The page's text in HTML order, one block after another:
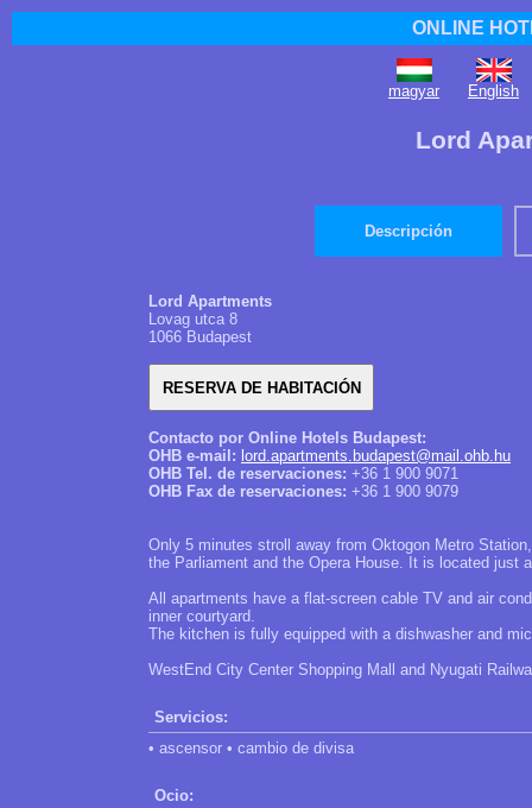
ONLINE
magyar English
Lord
Descripción
Lord Apartments
Lovag utca 8
1066 Budapest
Contacto por Online Hotels Budapest:
OHB e-mail: lord.apartments.budapest@mail.ohb.hu
OHB Tel. de reservaciones: +36 1 900 9071
OHB Fax de reservaciones: +36 1 900 9079
Only 5 minutes stroll away from Oktogon Metro
the Parliament and the Opera House. It is located just
All apartments have a flat-screen cable TV and air
inner courtyard.
The kitchen is fully equipped with a dishwasher and
WestEnd City Center Shopping Mall and Nyugati
Servicios:
• ascensor • cambio de divisa
Ocio: